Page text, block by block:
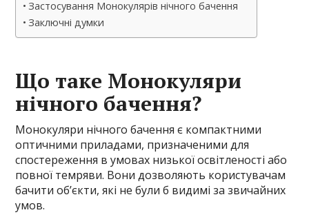
Застосування Монокулярів нічного бачення
Заключні думки
Що таке Монокуляри
нічного бачення?
Монокуляри нічного бачення є компактними
оптичними приладами, призначеними для
спостереження в умовах низької освітленості або
повної темряви. Вони дозволяють користувачам
бачити об’єкти, які не були б видимі за звичайних
умов.